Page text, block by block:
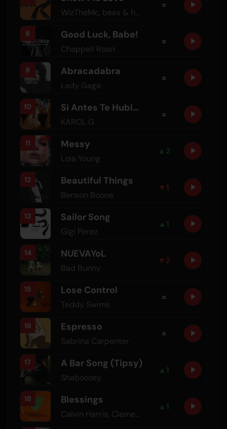
WizTheMc, bees & honey
=
8 Good Luck, Babe!
Chappell Roan
=
9 Abracadabra
Lady Gaga
=
10 Si Antes Te Hubiera Conocido
KAROL G
=
11 Messy
Lola Young
▲ 2
12 Beautiful Things
Benson Boone
▼ 1
13 Sailor Song
Gigi Perez
▲ 1
14 NUEVAYoL
Bad Bunny
▼ 2
15 Lose Control
Teddy Swims
=
16 Espresso
Sabrina Carpenter
=
17 A Bar Song (Tipsy)
Shaboozey
▲ 1
18 Blessings
Calvin Harris, Clementine Douglas
▲ 1